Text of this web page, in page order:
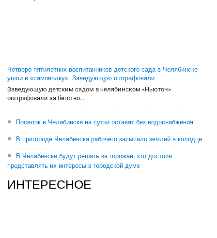
Четверо пятилетних воспитанников детского сада в Челябинске
ушли в «самоволку». Заведующую оштрафовали
Заведующую детским садом в челябинском «Ньютон»
оштрафовали за бегство...
Поселок в Челябинске на сутки оставят без водоснабжения
В пригороде Челябинска рабочего засыпало землей в колодце
В Челябинске будут решать за горожан, кто достоин
представлять их интересы в городской думе
ИНТЕРЕСНОЕ